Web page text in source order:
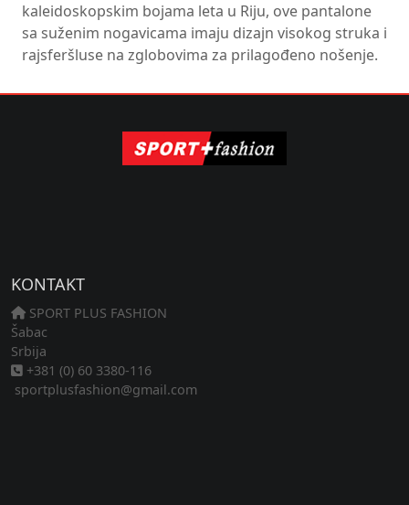
kaleidoskopskim bojama leta u Riju, ove pantalone
sa suženim nogavicama imaju dizajn visokog struka i
rajsferšluse na zglobovima za prilagođeno nošenje.
KONTAKT
SPORT PLUS FASHION
Šabac
Srbija
+381 (0) 60 3380-116
sportplusfashion@gmail.com